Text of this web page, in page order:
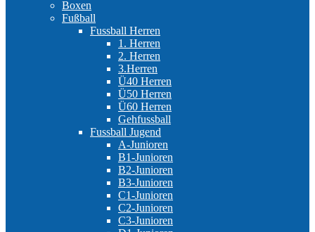
Boxen
Fußball
Fussball Herren
1. Herren
2. Herren
3.Herren
Ü40 Herren
Ü50 Herren
Ü60 Herren
Gehfussball
Fussball Jugend
A-Junioren
B1-Junioren
B2-Junioren
B3-Junioren
C1-Junioren
C2-Junioren
C3-Junioren